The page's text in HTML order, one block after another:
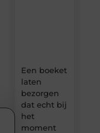
Een boeket
laten
bezorgen
dat echt bij
het
moment